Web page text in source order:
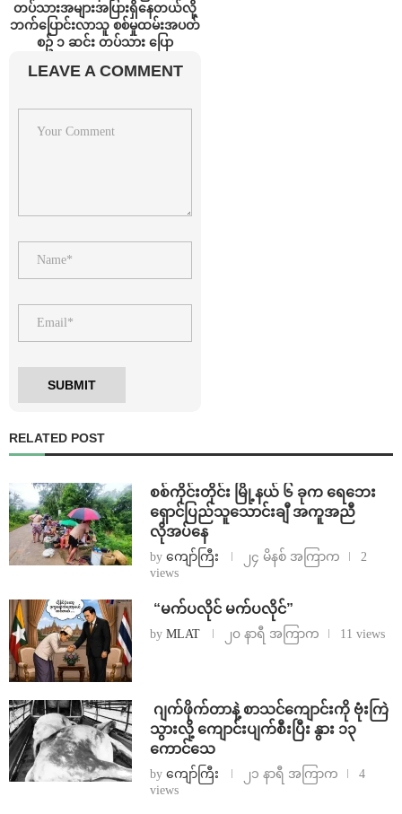
တပ်သားအများအပြားရှိနေတယ်လို့
ဘက်ပြောင်းလာသူ စစ်မှုထမ်းအပတ်
စဥ် ၁ ဆင်း တပ်သား ပြော
LEAVE A COMMENT
RELATED POST
စစ်ကိုင်းတိုင်း မြို့နယ် ၆ ခုက ရေဘေး
ရှောင်ပြည်သူသောင်းချီ အကူအညီ
လိုအပ်နေ
by ကျော်ကြီး ၂၄ မိနစ် အကြာက
2
views
⁨ ⁨“မက်ပလိုင် မက်ပလိုင်”
by MLAT ၂၀ နာရီ အကြာက 11 views
⁨⁩ ⁨ဂျက်ဖိုက်တာနဲ့ စာသင်ကျောင်းကို ဗုံးကြဲ
သွားလို့ ကျောင်းပျက်စီးပြီး နွား ၁၃
ကောင်သေ
by ကျော်ကြီး ၂၁ နာရီ အကြာက
4
views